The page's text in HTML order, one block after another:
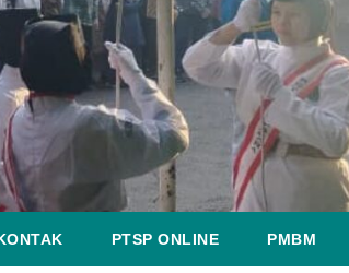
PTSP ONLINE PMBM